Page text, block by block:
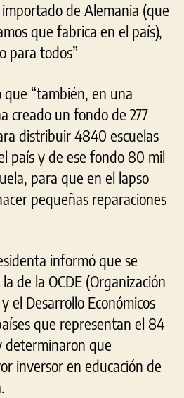
de Alemania (que
que fabrica en el país),
para todos”
“también, en una
creado un fondo de 277
distribuir 4840 escuelas
país y de ese fondo 80 mil
para que en el lapso
pequeñas reparaciones
informó que se
de la OCDE (Organización
el Desarrollo Económicos
que representan el 84
determinaron que
inversor en educación de